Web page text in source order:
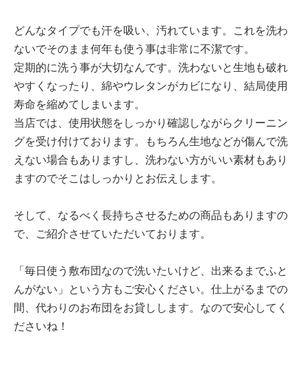
どんなタイプでも汗を吸い、汚れています。これを洗わ
ないでそのまま何年も使う事は非常に不潔です。
定期的に洗う事が大切なんです。洗わないと生地も破れ
やすくなったり、綿やウレタンがカビになり、結局使用
寿命を縮めてしまいます。
当店では、使用状態をしっかり確認しながらクリーニン
グを受け付けております。もちろん生地などが傷んで洗
えない場合もありますし、洗わない方がいい素材もあり
ますのでそこはしっかりとお伝えします。
そして、なるべく長持ちさせるための商品もありますの
で、ご紹介させていただいております。
「毎日使う敷布団なので洗いたいけど、出来るまでふと
んがない」という方もご安心ください。仕上がるまでの
間、代わりのお布団をお貸しします。なので安心してく
ださいね！